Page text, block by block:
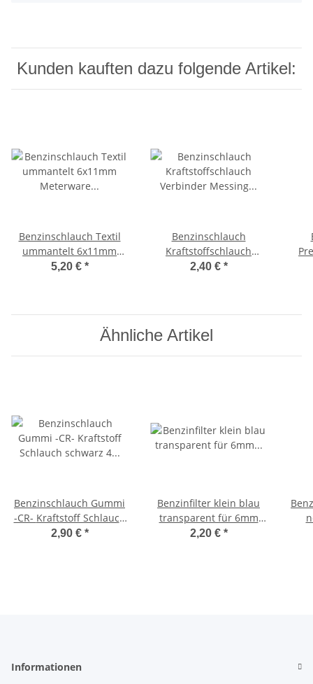
Kunden kauften dazu folgende Artikel:
Benzinschlauch Textil
ummantelt 6x11mm
Meterware
5,20 € *
Benzinschlauch
Kraftstoffschlauch
Verbinder Messing Ø 6
2,40 € *
Ähnliche Artikel
Benzinschlauch Gummi
-CR- Kraftstoff Schlauch
schwarz 4 x 7 mm
2,90 € *
Benzinfilter klein blau
transparent für 6mm
Anschluss 31x20 mm
2,20 € *
Informationen